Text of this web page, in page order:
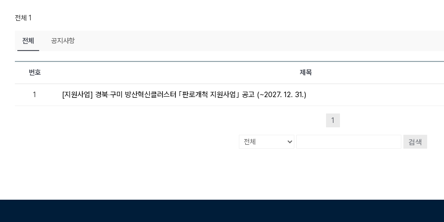
전체 1
전체 공지사항
번호 제목
1 [지원사업] 경북‧구미 방산혁신클러스터 ｢판로개척 지원사업｣ 공고 (~2027. 12. 31.)
1
검색